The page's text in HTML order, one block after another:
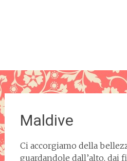
Maldive
Ci accorgiamo della
guardandole dall’alto, dai